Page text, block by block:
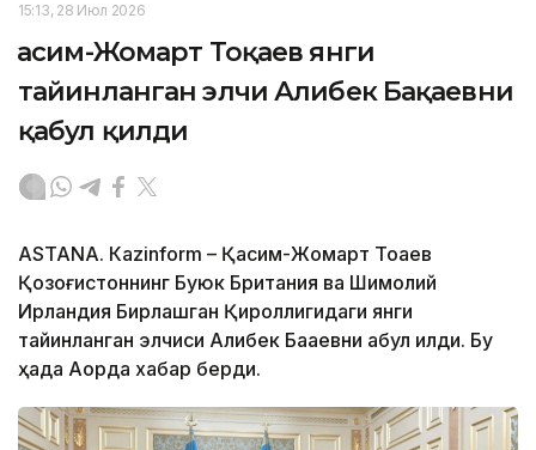
15:13, 28 Июл 2026
Қасим-Жомарт Тоқаев янги
тайинланган элчи Алибек Бақаевни
қабул қилди
ASTANА. Каzinform – Қасим-Жомарт Тоқаев
Қозоғистоннинг Буюк Британия ва Шимолий
Ирландия Бирлашган Қироллигидаги янги
тайинланган элчиси Алибек Бақаевни қабул қилди. Бу
ҳақда Ақорда хабар берди.